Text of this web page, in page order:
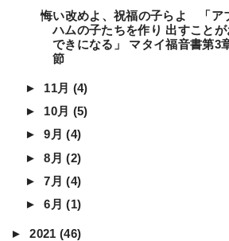
悔い改めよ、祝福の子らよ 「ア
ハムの子たちを作り 出すことが
できになる」 マタイ福音書第3
節
► 11月 (4)
► 10月 (5)
►9月(4)
►8月(2)
►7月(4)
►6月(1)
►2021(46)